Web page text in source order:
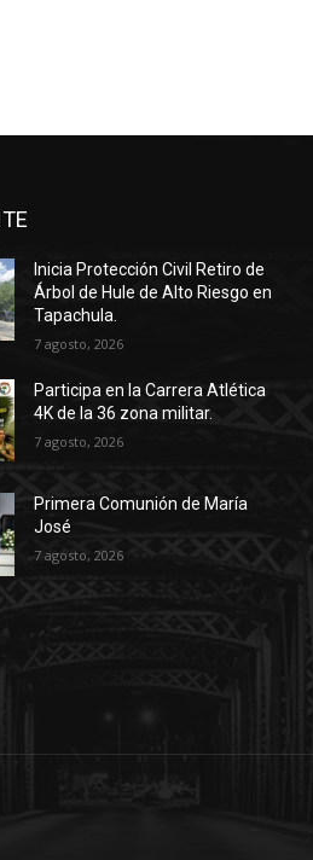
Inicia Protección Civil Retiro de
Árbol de Hule de Alto Riesgo en
Tapachula.
7 agosto, 2026
Participa en la Carrera Atlética
4K de la 36 zona militar.
7 agosto, 2026
Primera Comunión de María
José
7 agosto, 2026